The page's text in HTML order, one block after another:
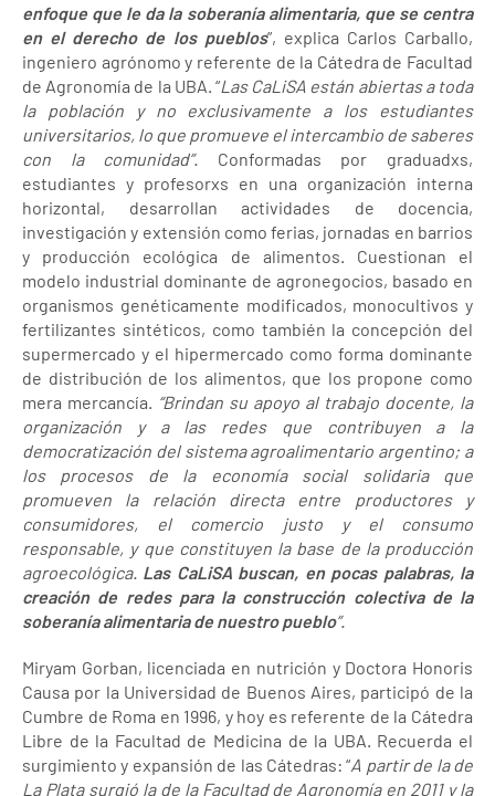
enfoque que le da la soberanía alimentaria, que se centra
en el derecho de los pueblos”, explica Carlos Carballo,
ingeniero agrónomo y referente de la Cátedra de Facultad
de Agronomía de la UBA. “Las CaLiSA están abiertas a toda
la población y no exclusivamente a los estudiantes
universitarios, lo que promueve el intercambio de saberes
con la comunidad”. Conformadas por graduadxs,
estudiantes y profesorxs en una organización interna
horizontal, desarrollan actividades de docencia,
investigación y extensión como ferias, jornadas en barrios
y producción ecológica de alimentos. Cuestionan el
modelo industrial dominante de agronegocios, basado en
organismos genéticamente modificados, monocultivos y
fertilizantes sintéticos, como también la concepción del
supermercado y el hipermercado como forma dominante
de distribución de los alimentos, que los propone como
mera mercancía. “Brindan su apoyo al trabajo docente, la
organización y a las redes que contribuyen a la
democratización del sistema agroalimentario argentino; a
los procesos de la economía social solidaria que
promueven la relación directa entre productores y
consumidores, el comercio justo y el consumo
responsable, y que constituyen la base de la producción
agroecológica. Las CaLiSA buscan, en pocas palabras, la
creación de redes para la construcción colectiva de la
soberanía alimentaria de nuestro pueblo”.
Miryam Gorban, licenciada en nutrición y Doctora Honoris
Causa por la Universidad de Buenos Aires, participó de la
Cumbre de Roma en 1996, y hoy es referente de la Cátedra
Libre de la Facultad de Medicina de la UBA. Recuerda el
surgimiento y expansión de las Cátedras: “A partir de la de
La Plata surgió la de la Facultad de Agronomía en 2011 y la